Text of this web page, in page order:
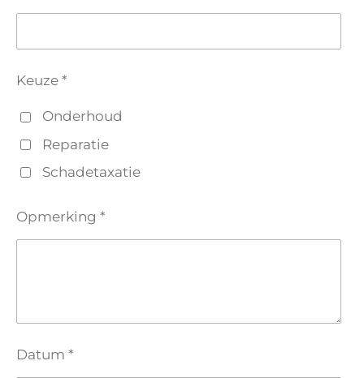
Keuze *
Onderhoud
Reparatie
Schadetaxatie
Opmerking *
Datum *